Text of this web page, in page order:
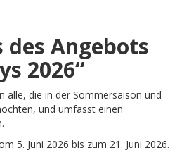
des Angebots
2026“
alle, die in der Sommersaison und
und umfasst einen
5. Juni 2026 bis zum 21. Juni 2026.